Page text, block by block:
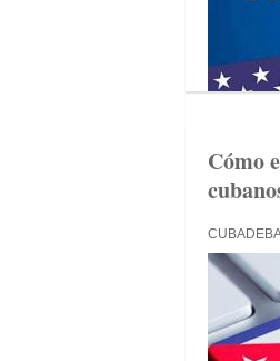
Cómo